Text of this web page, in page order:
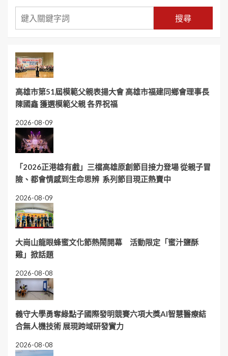
搜尋
高雄市第51屆模範父親表揚大會 高雄市福建同鄉會理事長
陳國鑫 獲選模範父親 各界祝福
2026-08-09
「2026正港雄有戲」三檔高雄原創節目接力登場 從親子冒
險、都會情感到生命思辨 系列節目現正熱賣中
2026-08-09
大崗山龍眼蜂蜜文化節熱鬧開幕 活動限定「蜜汁鹽酥
雞」掀話題
2026-08-08
義守大學勇奪綠點子國際發明競賽六項大獎AI智慧醫療結
合無人機技術 展現跨域研發實力
2026-08-08